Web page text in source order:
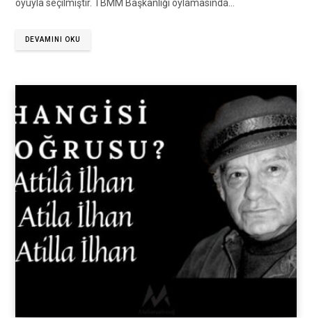
oyuyla seçilmiştir. TBMM Başkanlığı oylamasında…
DEVAMINI OKU